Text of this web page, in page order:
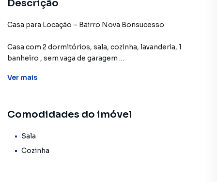
Descrição
Casa para Locação – Bairro Nova Bonsucesso
Casa com 2 dormitórios, sala, cozinha, lavanderia, 1
banheiro , sem vaga de garagem
facilitando o dia a dia.
Condições de locação:
Ver mais
Comodidades do imóvel
Sala
Cozinha